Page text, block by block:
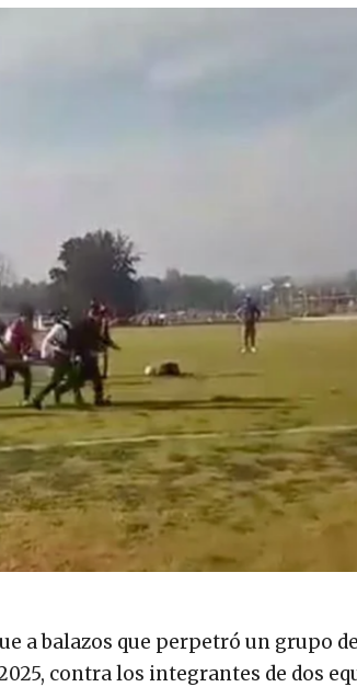
a balazos que perpetró un grupo
contra los integrantes de dos